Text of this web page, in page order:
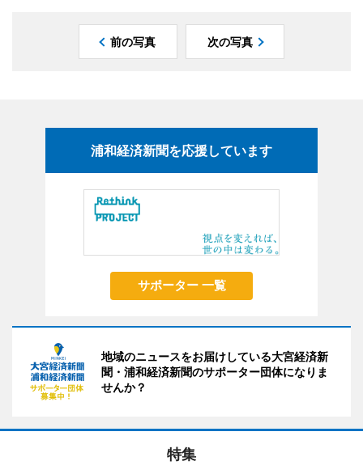
前の写真 次の写真
浦和経済新聞を応援しています
サポーター 一覧
地域のニュースをお届けしている大宮経済新
聞・浦和経済新聞のサポーター団体になりま
せんか？
特集